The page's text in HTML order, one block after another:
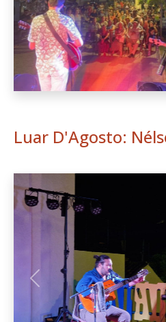
Luar D'Agosto:
Anterior